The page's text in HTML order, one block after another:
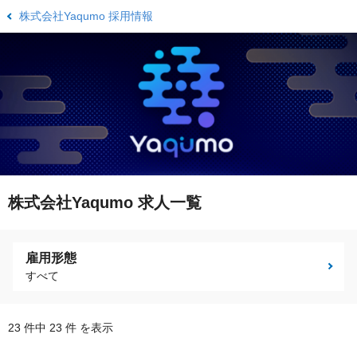
株式会社Yaqumo 採用情報
株式会社Yaqumo 求人一覧
雇用形態
すべて
23 件中 23 件 を表示